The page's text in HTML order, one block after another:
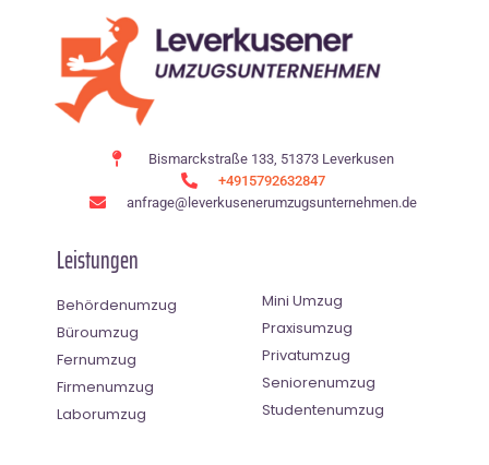
Bismarckstraße 133, 51373 Leverkusen
+4915792632847
anfrage@leverkusenerumzugsunternehmen.de
Leistungen
Behördenumzug
Büroumzug
Fernumzug
Firmenumzug
Laborumzug
Mini Umzug
Praxisumzug
Privatumzug
Seniorenumzug
Studentenumzug